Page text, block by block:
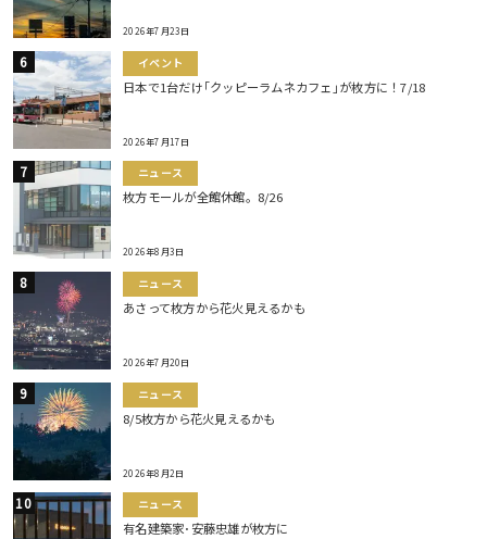
2026年7月23日
イベント
日本で1台だけ｢クッピーラムネカフェ｣が枚方に！7/18
2026年7月17日
ニュース
枚方モールが全館休館。8/26
2026年8月3日
ニュース
あさって枚方から花火見えるかも
2026年7月20日
ニュース
8/5枚方から花火見えるかも
2026年8月2日
ニュース
有名建築家･安藤忠雄が枚方に